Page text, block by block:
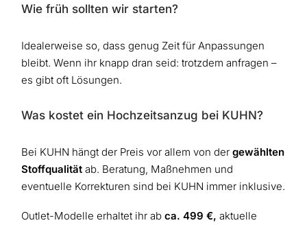
Wie früh sollten wir starten?
Idealerweise so, dass genug Zeit für Anpassungen
bleibt. Wenn ihr knapp dran seid: trotzdem anfragen –
es gibt oft Lösungen.
Was kostet ein Hochzeitsanzug bei KUHN?
Bei KUHN hängt der Preis vor allem von der gewählten
Stoffqualität ab. Beratung, Maßnehmen und
eventuelle Korrekturen sind bei KUHN immer inklusive.
Outlet-Modelle erhaltet ihr ab ca. 499 €, aktuelle